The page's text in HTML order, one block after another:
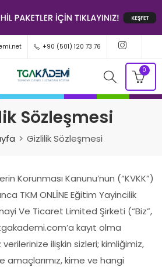
+90 (501) 120 73 76
0
Sözleşmesi
Gizlilik Sözleşmesi
Korunması Kanunu’nun (“KVKK”)
TKM ONLİNE Eğitim Yayincilik
Ve Ticaret Limited Şirketi (“Biz”,
kayıt olma
verilerinize ilişkin sizleri; kimliğimiz,
amaçlarımız, kime ve hangi